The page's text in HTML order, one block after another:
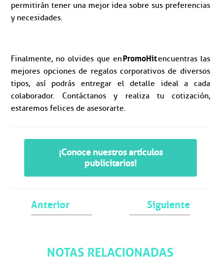
permitirán tener una mejor idea sobre sus preferencias
y necesidades.
Finalmente, no olvides que enPromoHitencuentras las
mejores opciones de regalos corporativos de diversos
tipos, así podrás entregar el detalle ideal a cada
colaborador. Contáctanos y realiza tu cotización,
estaremos felices de asesorarte.
¡Conoce nuestros artículos
publicitarios!
Anterior Siguiente
NOTAS RELACIONADAS